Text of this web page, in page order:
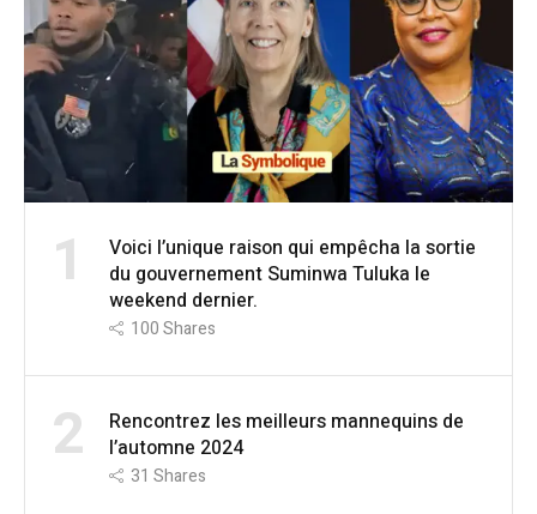
1
Voici l’unique raison qui empêcha la sortie
du gouvernement Suminwa Tuluka le
weekend dernier.
100Shares
2
Rencontrez les meilleurs mannequins de
l’automne 2024
31 Shares